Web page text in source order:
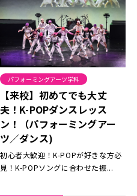
パフォーミングアーツ学科
【来校】初めてでも大丈
夫！K-POPダンスレッス
ン！（パフォーミングアー
ツ／ダンス)
初心者大歓迎！K-POPが好きな方必
見！K-POPソングに合わせた振...